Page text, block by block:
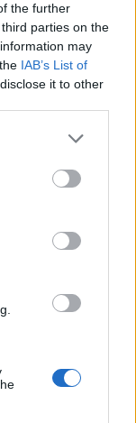
the further
parties on the
may
IAB’s List of
it to other
al
- se non
degli ultimi
Al mercato
l'ardua